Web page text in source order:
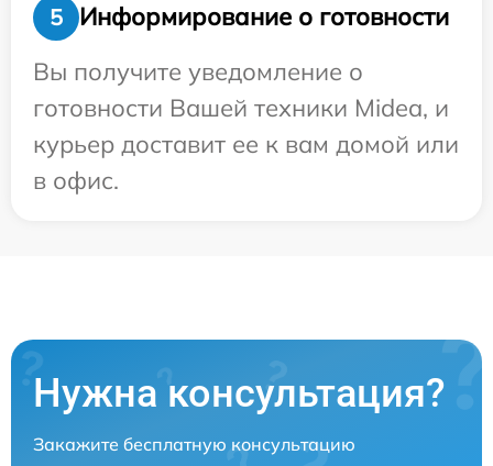
5
Информирование о готовности
Вы получите уведомление о
готовности Вашей техники Midea, и
курьер доставит ее к вам домой или
в офис.
Нужна консультация?
Закажите бесплатную консультацию